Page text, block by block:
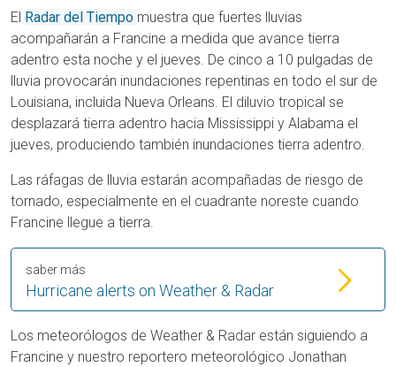
El Radar del Tiempo muestra que fuertes lluvias
acompañarán a Francine a medida que avance tierra
adentro esta noche y el jueves. De cinco a 10 pulgadas de
lluvia provocarán inundaciones repentinas en todo el sur de
Louisiana, incluida Nueva Orleans. El diluvio tropical se
desplazará tierra adentro hacia Mississippi y Alabama el
jueves, produciendo también inundaciones tierra adentro.
Las ráfagas de lluvia estarán acompañadas de riesgo de
tornado, especialmente en el cuadrante noreste cuando
Francine llegue a tierra.
Hurricane alerts on Weather & Radar
saber más
Los meteorólogos de Weather & Radar están siguiendo a
Francine y nuestro reportero meteorológico Jonathan